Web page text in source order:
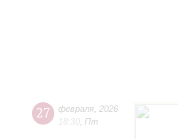
27 февраля 2026
18:30 Пт